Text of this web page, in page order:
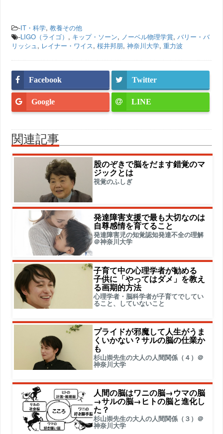
-IT・科学,教養その他
-LIGO（ライゴ） , キップ・ソーン, ノーベル物理学賞,バリー・バ
リッシュ , レイナー・ワイス,桜井邦朋,神奈川大学,重力波
Facebook Twitter
Google LINE
関連記事
股のぞきで脳をだます錯覚のマ
ジックとは
視覚のふしぎ
発達障害支援で最も大切なのは
自尊感情を育てること
発達障害児の知覚認知発達不全の理解
＠神奈川大学
子育て中の心理学者が勧める
子供に「やってはダメ」を教え
る画期的方法
心理学者・脳科学者が子育てでしてい
ること、していないこと
プライドが邪魔して人生がうま
くいかない？サルの脳の仕業か
も
杉山崇先生の大人の人間関係（４）＠
神奈川大学
人間の脳はワニの脳→ウマの脳
→サルの脳→ヒトの脳と進化し
た？
杉山崇先生の大人の人間関係（３）＠
神奈川大学